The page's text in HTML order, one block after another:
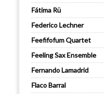
Fátima Rü
Federico Lechner
Feefifofum Quartet
Feeling Sax Ensemble
Fernando Lamadrid
Flaco Barral